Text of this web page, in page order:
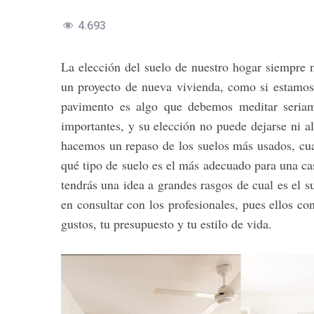
4.693
La elección del suelo de nuestro hogar siempre
un proyecto de nueva vivienda, como si
pavimento es algo que debemos meditar
importantes, y su elección no puede dejarse ni
hacemos un repaso de los suelos más usados,
qué tipo de suelo es el más adecuado para una
tendrás una idea a grandes rasgos de cual es el
en consultar con los profesionales, pues ellos
gustos, tu presupuesto y tu estilo de vida.